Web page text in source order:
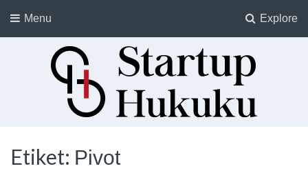
Explore
Menu
Etiket: Pivot